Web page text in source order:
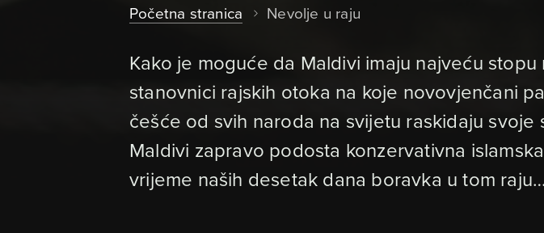
Početna stranica Nevolje u raju
Kako je moguće da Maldivi imaju najveću
stanovnici rajskih otoka na koje novovjenčani
češće od svih naroda na svijetu raskidaju
Maldivi zapravo podosta konzervativna
vrijeme naših desetak dana boravka u tom raju…